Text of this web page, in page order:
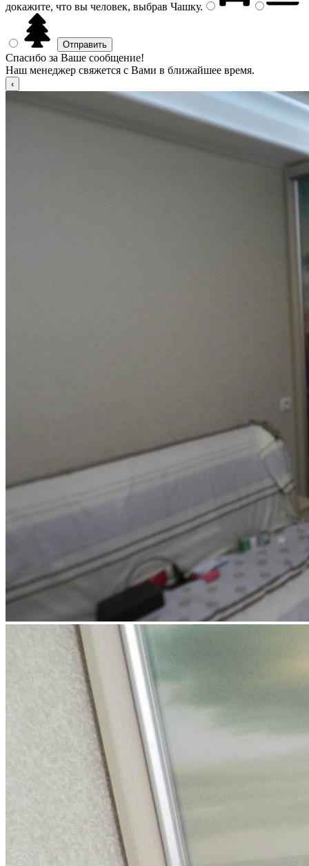
докажите, что вы человек, выбрав Чашку.
Спасибо за Ваше сообщение!
Наш менеджер свяжется с Вами в ближайшее время.